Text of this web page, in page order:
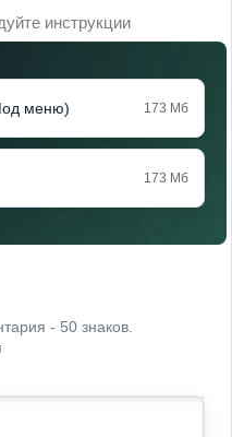
инструкции
меню) 173 Мб
173 Мб
- 50 знаков.